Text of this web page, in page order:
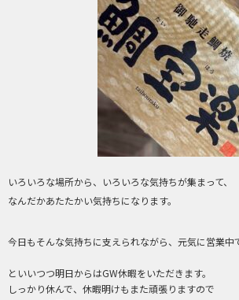
いろいろな場所から、いろいろな気持ちが集まって、
なんだかあたたかい気持ちになります。
今日もそんな気持ちに支えられながら、元気に営業中
といいつつ明日からはGW休暇をいただきます。
しっかり休んで、休暇明けもまた頑張りますので